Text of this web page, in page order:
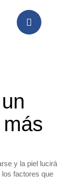
y la piel lucirá
factores que